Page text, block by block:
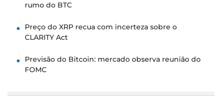
rumo do BTC
Preço do XRP recua com incerteza sobre o
CLARITY Act
Previsão do Bitcoin: mercado observa reunião do
FOMC